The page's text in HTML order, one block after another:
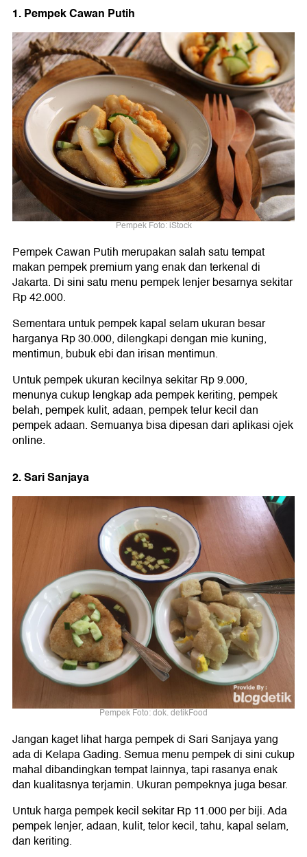
1. Pempek Cawan Putih
Pempek Foto: iStock
Pempek Cawan Putih merupakan salah satu tempat
makan pempek premium yang enak dan terkenal di
Jakarta. Di sini satu menu pempek lenjer besarnya sekitar
Rp 42.000.
Sementara untuk pempek kapal selam ukuran besar
harganya Rp 30.000, dilengkapi dengan mie kuning,
mentimun, bubuk ebi dan irisan mentimun.
Untuk pempek ukuran kecilnya sekitar Rp 9.000,
menunya cukup lengkap ada pempek keriting, pempek
belah, pempek kulit, adaan, pempek telur kecil dan
pempek adaan. Semuanya bisa dipesan dari aplikasi ojek
online.
2. Sari Sanjaya
Pempek Foto: dok. detikFood
Jangan kaget lihat harga pempek di Sari Sanjaya yang
ada di Kelapa Gading. Semua menu pempek di sini cukup
mahal dibandingkan tempat lainnya, tapi rasanya enak
dan kualitasnya terjamin. Ukuran pempeknya juga besar.
Untuk harga pempek kecil sekitar Rp 11.000 per biji. Ada
pempek lenjer, adaan, kulit, telor kecil, tahu, kapal selam,
dan keriting.